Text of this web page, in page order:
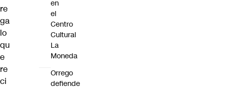
re
ga
lo
qu
e
re
ci
en
el
Centro
Cultural
La
Moneda
Orrego
defiende